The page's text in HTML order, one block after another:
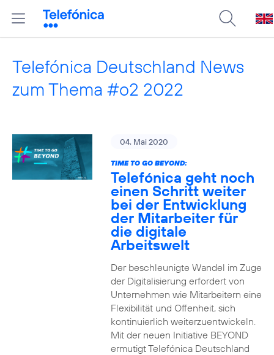
Telefónica Deutschland News
zum Thema #o2 2022
04. Mai 2020
TIME TO GO BEYOND:
Telefónica geht noch
einen Schritt weiter
bei der Entwicklung
der Mitarbeiter für
die digitale
Arbeitswelt
Der beschleunigte Wandel im Zuge
der Digitalisierung erfordert von
Unternehmen wie Mitarbeitern eine
Flexibilität und Offenheit, sich
kontinuierlich weiterzuentwickeln.
Mit der neuen Initiative BEYOND
ermutigt Telefónica Deutschland